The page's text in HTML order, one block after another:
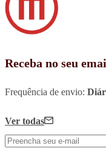
Receba no seu
Frequência de envio:
Ver todas